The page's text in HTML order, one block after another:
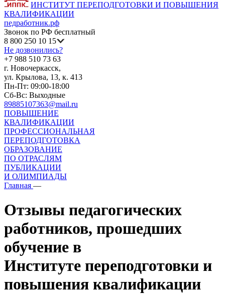
ИНСТИТУТ ПЕРЕПОДГОТОВКИ И ПОВЫШЕНИЯ
КВАЛИФИКАЦИИ
педработник.рф
Звонок по РФ бесплатный
8 800 250 10 15
Не дозвонились?
+7 988 510 73 63
г. Новочеркасск,
ул. Крылова, 13, к. 413
Пн-Пт: 09:00-18:00
Сб-Вс: Выходные
89885107363@mail.ru
ПОВЫШЕНИЕ
КВАЛИФИКАЦИИ
ПРОФЕССИОНАЛЬНАЯ
ПЕРЕПОДГОТОВКА
ОБРАЗОВАНИЕ
ПО ОТРАСЛЯМ
ПУБЛИКАЦИИ
И ОЛИМПИАДЫ
Главная —
Отзывы педагогических
работников, прошедших
обучение в
Институте переподготовки и
повышения квалификации